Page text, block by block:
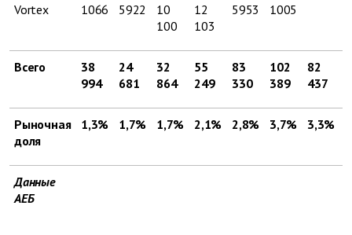
Vortex 1066 5922
10
100
12
103
5953 1005
Всего
38
994
24
681
32
864
55
249
83
330
102
389
82
437
Рыночная
доля
1,3% 1,7% 1,7% 2,1% 2,8% 3,7% 3,3%
Данные
АЕБ